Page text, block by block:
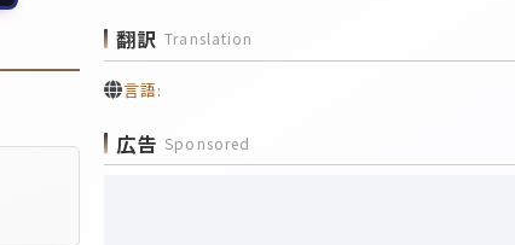
翻訳 Translation
言語:
広告 Sponsored